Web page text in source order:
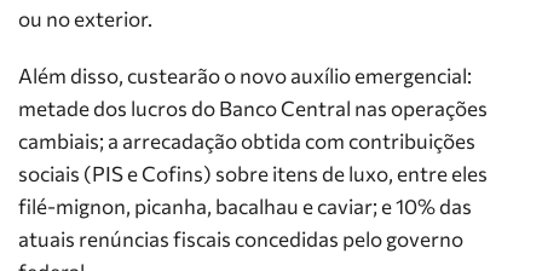
ou no exterior.
Além disso, custearão o novo auxílio emergencial:
metade dos lucros do Banco Central nas operações
cambiais; a arrecadação obtida com contribuições
sociais (PISeCofins) sobre itens de luxo, entre eles
filé-mignon, picanha, bacalhau e caviar; e 10% das
atuais renúncias fiscais concedidas pelo governo